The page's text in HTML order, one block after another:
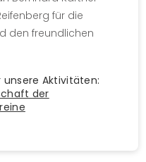
für die
den freundlichen
unsere Aktivitäten:
der